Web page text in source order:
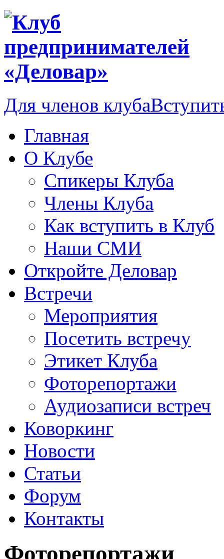
Для членов клуба
Главная
О Клубе
Спикеры Клуба
Члены Клуба
Как вступить в Клуб
Наши СМИ
Откройте Деловар
Встречи
Мероприятия
Посетить встречу
Этикет Клуба
Фоторепортажи
Аудиозаписи встреч
Коворкинг
Новости
Статьи
Форум
Контакты
Фоторепортажи